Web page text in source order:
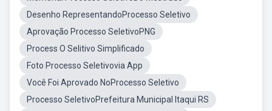
Desenho RepresentandoProcesso Seletivo
Aprovação Processo SeletivoPNG
Process O Selitivo Simplificado
Foto Processo Seletivovia App
Você Foi Aprovado NoProcesso Seletivo
Processo SeletivoPrefeitura Municipal Itaqui RS